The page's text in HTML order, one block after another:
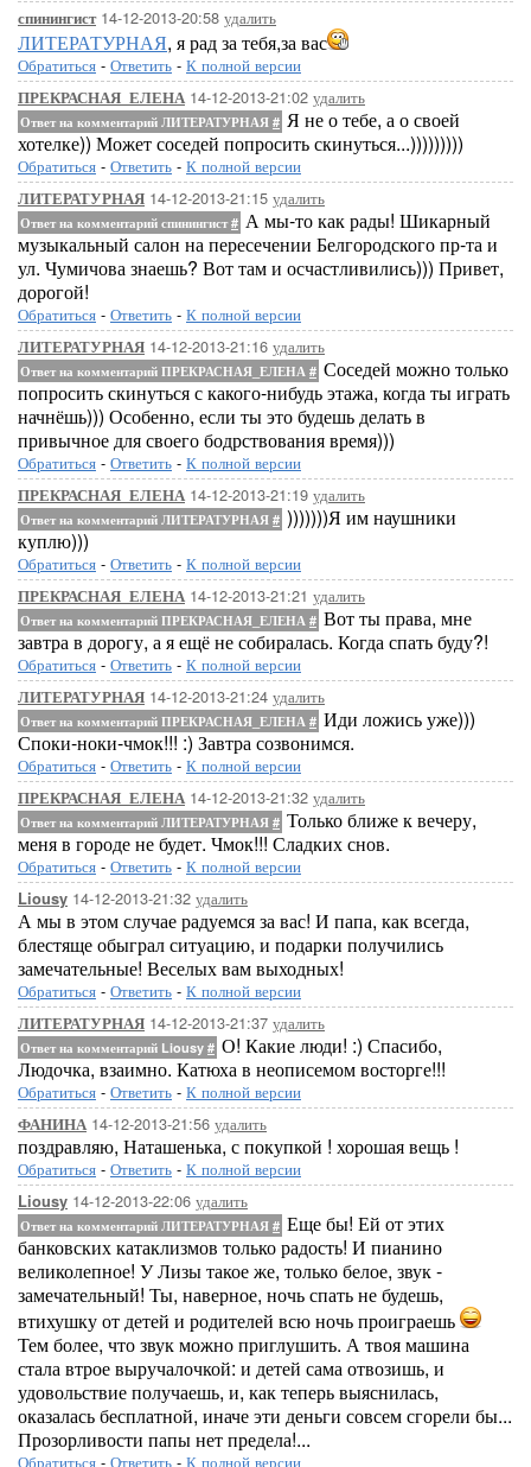
спинингист14-12-2013-20:58 удалить
ЛИТЕРАТУРНАЯ, я рад за тебя,за вас
Обратиться - Ответить - К полной версии
ПРЕКРАСНАЯ_ЕЛЕНА 14-12-2013-21:02 удалить
Ответ на комментарий ЛИТЕРАТУРНАЯ # Я не о тебе, а о своей
хотелке)) Может соседей попросить скинуться...)))))))))
Обратиться - Ответить - К полной версии
ЛИТЕРАТУРНАЯ 14-12-2013-21:15 удалить
Ответ на комментарий спинингист# А мы-то как рады! Шикарный
музыкальный салон на пересечении Белгородского пр-та и
ул. Чумичова знаешь? Вот там и осчастливились))) Привет,
дорогой!
Обратиться - Ответить - К полной версии
ЛИТЕРАТУРНАЯ 14-12-2013-21:16 удалить
Ответ на комментарий ПРЕКРАСНАЯ_ЕЛЕНА # Соседей можно только
попросить скинуться с какого-нибудь этажа, когда ты играть
начнёшь))) Особенно, если ты это будешь делать в
привычное для своего бодрствования время)))
Обратиться - Ответить - К полной версии
ПРЕКРАСНАЯ_ЕЛЕНА 14-12-2013-21:19 удалить
Ответ на комментарий ЛИТЕРАТУРНАЯ # )))))))Я им наушники
куплю)))
Обратиться - Ответить - К полной версии
ПРЕКРАСНАЯ_ЕЛЕНА 14-12-2013-21:21 удалить
Ответ на комментарий ПРЕКРАСНАЯ_ЕЛЕНА # Вот ты права, мне
завтра в дорогу, а я ещё не собиралась. Когда спать буду?!
Обратиться - Ответить - К полной версии
ЛИТЕРАТУРНАЯ 14-12-2013-21:24 удалить
Ответ на комментарий ПРЕКРАСНАЯ_ЕЛЕНА # Иди ложись уже)))
Споки-ноки-чмок!!! :) Завтра созвонимся.
Обратиться - Ответить - К полной версии
ПРЕКРАСНАЯ_ЕЛЕНА 14-12-2013-21:32 удалить
Ответ на комментарий ЛИТЕРАТУРНАЯ # Только ближе к вечеру,
меня в городе не будет. Чмок!!! Сладких снов.
Обратиться - Ответить - К полной версии
Liousy 14-12-2013-21:32 удалить
А мы в этом случае радуемся за вас! И папа, как всегда,
блестяще обыграл ситуацию, и подарки получились
замечательные! Веселых вам выходных!
Обратиться - Ответить - К полной версии
ЛИТЕРАТУРНАЯ 14-12-2013-21:37 удалить
Ответ на комментарий Liousy # О! Какие люди! :) Спасибо,
Людочка, взаимно. Катюха в неописемом восторге!!!
Обратиться - Ответить - К полной версии
ФАНИНА 14-12-2013-21:56 удалить
поздравляю, Наташенька, с покупкой ! хорошая вещь !
Обратиться - Ответить - К полной версии
Liousy 14-12-2013-22:06 удалить
Ответ на комментарий ЛИТЕРАТУРНАЯ # Еще бы! Ей от этих
банковских катаклизмов только радость! И пианино
великолепное! У Лизы такое же, только белое, звук -
замечательный! Ты, наверное, ночь спать не будешь,
втихушку от детей и родителей всю ночь проиграешь
Тем более, что звук можно приглушить. А твоя машина
стала втрое выручалочкой: и детей сама отвозишь, и
удовольствие получаешь, и, как теперь выяснилась,
оказалась бесплатной, иначе эти деньги совсем сгорели бы...
Прозорливости папы нет предела!...
Обратиться - Ответить - К полной версии